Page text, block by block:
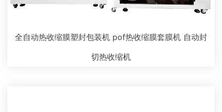
全自动热收缩膜塑封包装机 pof热收缩膜套膜机 自动封
切热收缩机